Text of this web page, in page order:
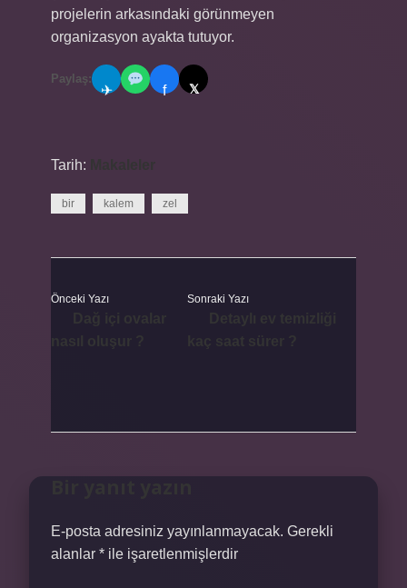
projelerin arkasındaki görünmeyen
organizasyon ayakta tutuyor.
Paylaş:
✈ f 𝕏
Tarih:
bir kalem zel
Önceki Yazı Sonraki Yazı
E-posta adresiniz yayınlanmayacak. Gerekli
alanlar * ile işaretlenmişlerdir